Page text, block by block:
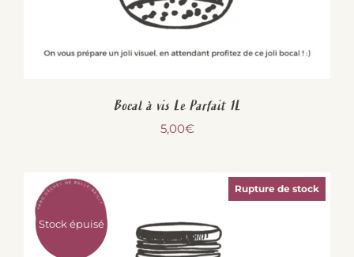
Bocal à vis Le Parfait 1L
5,00€
Stock épuisé
Rupture de stock